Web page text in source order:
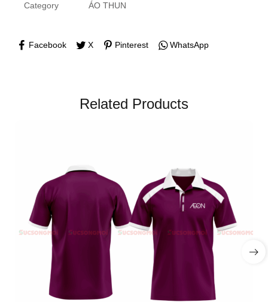
Category ÁO THUN
Facebook X Pinterest WhatsApp
Related Products